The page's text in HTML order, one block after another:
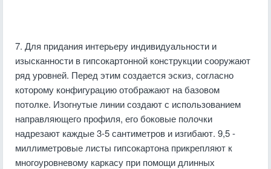
7. Для придания интерьеру индивидуальности и
изысканности в гипсокартонной конструкции сооружают
ряд уровней. Перед этим создается эскиз, согласно
которому конфигурацию отображают на базовом
потолке. Изогнутые линии создают с использованием
направляющего профиля, его боковые полочки
надрезают каждые 3-5 сантиметров и изгибают. 9,5 -
миллиметровые листы гипсокартона прикрепляют к
многоуровневому каркасу при помощи длинных